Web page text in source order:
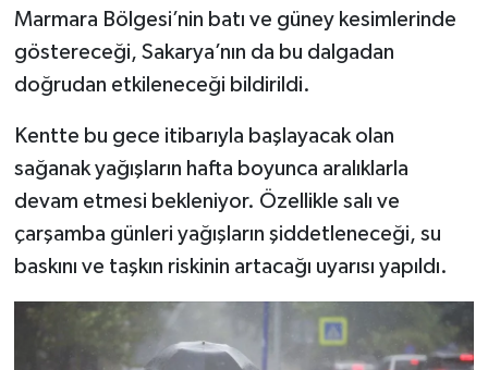
Marmara Bölgesi’nin batı ve güney kesimlerinde
göstereceği, Sakarya’nın da bu dalgadan
doğrudan etkileneceği bildirildi.
Kentte bu gece itibarıyla başlayacak olan
sağanak yağışların hafta boyunca aralıklarla
devam etmesi bekleniyor. Özellikle salı ve
çarşamba günleri yağışların şiddetleneceği, su
baskını ve taşkın riskinin artacağı uyarısı yapıldı.